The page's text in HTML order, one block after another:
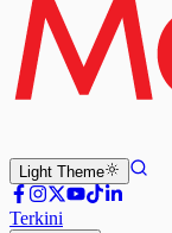
Light Theme
Terkini